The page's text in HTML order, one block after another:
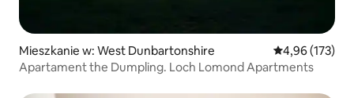
Mieszkanie w: West Dunbartonshire Średnia
4,96 (173)
Apartament the Dumpling. Loch Lomond Apartments